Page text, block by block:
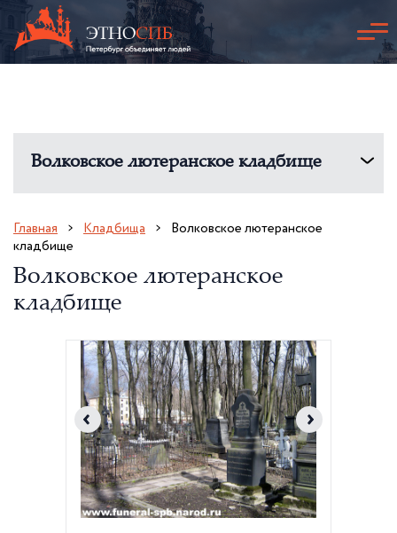
Волковское лютеранское кладбище
Главная Кладбища
Волковское лютеранское
кладбище
Волковское лютеранское
кладбище